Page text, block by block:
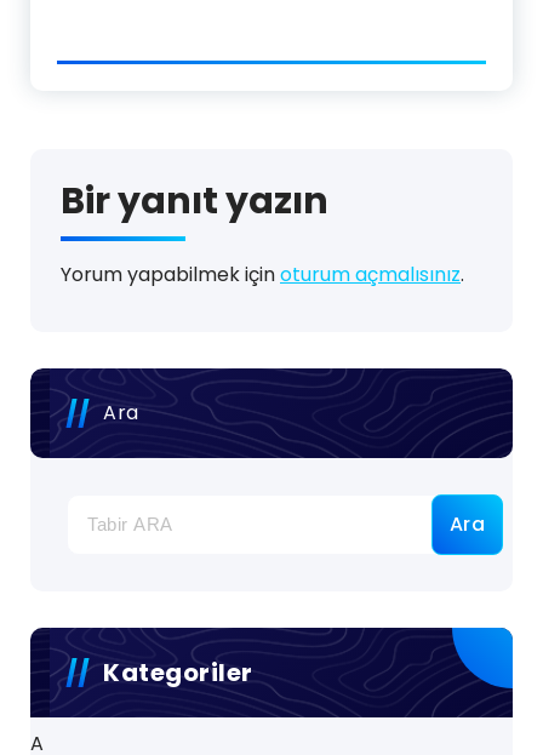
Bir yanıt yazın
Yorum yapabilmek içinoturum açmalısınız.
Ara
Ara
Kategoriler
A